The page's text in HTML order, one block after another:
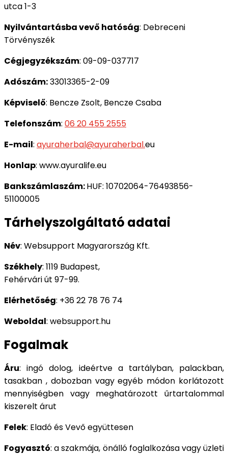
utca 1-3
Nyilvántartásba vevő hatóság: Debreceni
Törvényszék
Cégjegyzékszám: 09-09-037717
Adószám:33013365-2-09
Képviselő: Bencze Zsolt, Bencze Csaba
Telefonszám: 06 20 455 2555
E-mail: ayuraherbal@ayuraherbal.eu
Honlap: www.ayuralife.eu
Bankszámlaszám:HUF: 10702064-76493856-
51100005
Tárhelyszolgáltató adatai
Név: Websupport Magyarország Kft.
Székhely: 1119 Budapest,
Fehérvári út 97-99.
Elérhetőség: +36 22 78 76 74
Weboldal: websupport.hu
Fogalmak
Áru: ingó dolog, ideértve a tartályban, palackban,
tasakban , dobozban vagy egyéb módon korlátozott
mennyiségben vagy meghatározott űrtartalommal
kiszerelt árut
Felek: Eladó és Vevő együttesen
Fogyasztó: a szakmája, önálló foglalkozása vagy üzleti